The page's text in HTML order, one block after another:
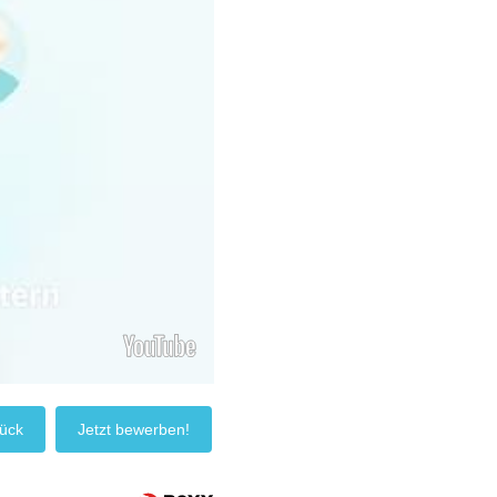
Jetzt bewerben!